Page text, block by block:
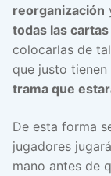
reorganización
todas las
colocarlas de
que justo
trama que
De esta forma
jugadores
mano antes de